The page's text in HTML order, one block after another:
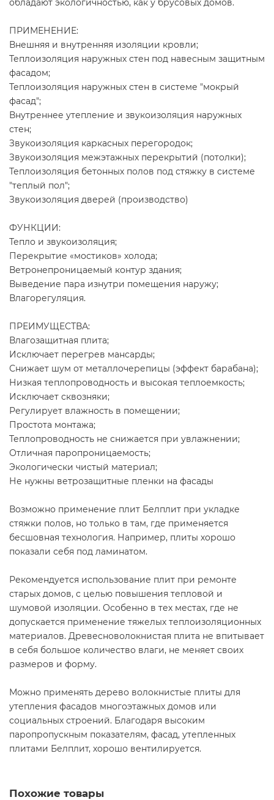
обладают экологичностью, как у брусовых домов.
ПРИМЕНЕНИЕ:
Внешняя и внутренняя изоляции кровли;
Теплоизоляция наружных стен под навесным защитным
фасадом;
Теплоизоляция наружных стен в системе "мокрый
фасад";
Внутреннее утепление и звукоизоляция наружных
стен;
Звукоизоляция каркасных перегородок;
Звукоизоляция межэтажных перекрытий (потолки);
Теплоизоляция бетонных полов под стяжку в системе
"теплый пол";
Звукоизоляция дверей (производство)
ФУНКЦИИ:
Тепло и звукоизоляция;
Перекрытие «мостиков» холода;
Ветронепроницаемый контур здания;
Выведение пара изнутри помещения наружу;
Влагорегуляция.
ПРЕИМУЩЕСТВА:
Влагозащитная плита;
Исключает перегрев мансарды;
Снижает шум от металлочерепицы (эффект барабана);
Низкая теплопроводность и высокая теплоемкость;
Исключает сквозняки;
Регулирует влажность в помещении;
Простота монтажа;
Теплопроводность не снижается при увлажнении;
Отличная паропроницаемость;
Экологически чистый материал;
Не нужны ветрозащитные пленки на фасады
Возможно применение плит Белплит при укладке
стяжки полов, но только в там, где применяется
бесшовная технология. Например, плиты хорошо
показали себя под ламинатом.
Рекомендуется использование плит при ремонте
старых домов, с целью повышения тепловой и
шумовой изоляции. Особенно в тех местах, где не
допускается применение тяжелых теплоизоляционных
материалов. Древесноволокнистая плита не впитывает
в себя большое количество влаги, не меняет своих
размеров и форму.
Можно применять дерево волокнистые плиты для
утепления фасадов многоэтажных домов или
социальных строений. Благодаря высоким
паропропускным показателям, фасад, утепленных
плитами Белплит, хорошо вентилируется.
Похожие товары